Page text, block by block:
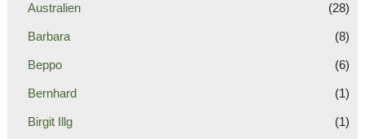
Australien (28)
Barbara (8)
Beppo (6)
Bernhard (1)
Birgit Illg (1)